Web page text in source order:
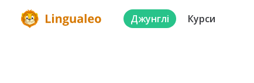
Джунглі Курси